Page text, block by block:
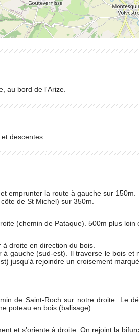
au bord de l'Arize.
descentes.
emprunter la route à gauche sur 150m.
de St Michel) sur 350m.
(chemin de Pataque). 500m plus
droite en direction du bois.
gauche (sud-est). Il traverse le bois
jusqu'à rejoindre un croisement
de Saint-Roch sur notre droite. Le
poteau en bois (balisage).
et s’oriente à droite. On rejoint la